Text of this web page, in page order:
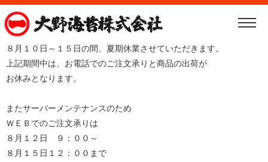
８月１０日～１５日の間、夏期休業させていただきます。
上記期間中は、お電話でのご注文承りと商品の出荷が
お休みとなります。
またサーバーメンテナンスのため
ＷＥＢでのご注文承りは
８月１２日 ９：００～
８月１５日１２：００まで